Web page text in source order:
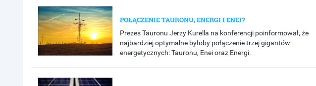
POŁĄCZENIE TAURONU, ENERGI I ENEI?
Prezes Tauronu Jerzy Kurella na konferencji poinformował, że
najbardziej optymalne byłoby połączenie trzej gigantów
energetycznych: Tauronu, Enei oraz Energi.